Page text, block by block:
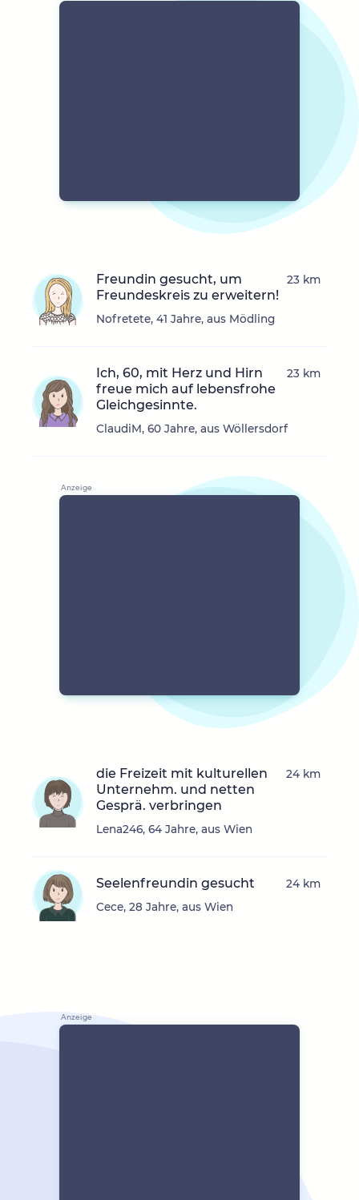
Freundin gesucht, um
Freundeskreis zu erweitern!
Nofretete, 41 Jahre, aus Mödling
23 km
Ich, 60, mit Herz und Hirn
freue mich auf lebensfrohe
Gleichgesinnte.
ClaudiM, 60 Jahre, aus Wöllersdorf
23 km
die Freizeit mit kulturellen
Unternehm. und netten
Gesprä. verbringen
Lena246, 64 Jahre, aus Wien
24 km
Seelenfreundin gesucht
Cece, 28 Jahre, aus Wien
24 km